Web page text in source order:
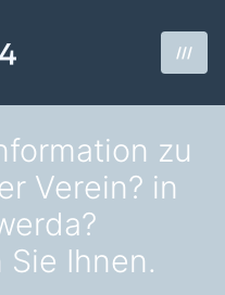
///
zu
Verein? in
Ihnen.